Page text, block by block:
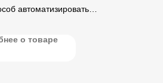
автоматизировать
о товаре